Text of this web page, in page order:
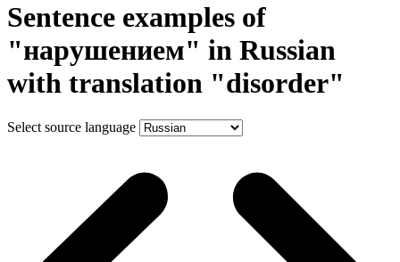
Sentence examples of
"нарушением" in Russian
with translation "disorder"
Select source language